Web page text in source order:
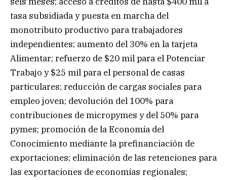
tasa subsidiada y puesta en marcha del
monotributo productivo para trabajadores
independientes; aumento del 30% en la tarjeta
Alimentar; refuerzo de $20 mil para el Potenciar
Trabajo y $25 mil para el personal de casas
particulares; reducción de cargas sociales para
empleo joven; devolución del 100% para
contribuciones de micropymes y del 50% para
pymes; promoción de la Economía del
Conocimiento mediante la prefinanciación de
exportaciones; eliminación de las retenciones para
las exportaciones de economías regionales;